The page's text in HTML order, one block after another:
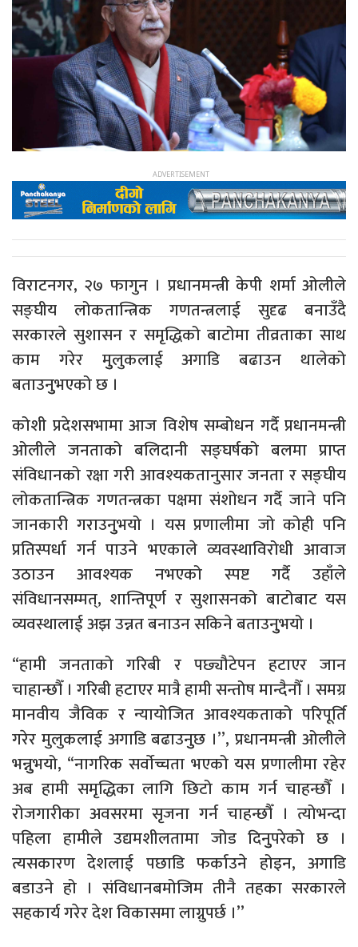
विराटनगर, २७ फागुन । प्रधानमन्त्री केपी शर्मा ओलीले
सङ्घीय लोकतान्त्रिक गणतन्त्रलाई सुदृढ बनाउँदै
सरकारले सुशासन र समृद्धिको बाटोमा तीव्रताका साथ
काम गरेर मुुलुकलाई अगाडि बढाउन थालेको
बताउनुुभएको छ ।
कोशी प्रदेशसभामा आज विशेष सम्बोधन गर्दै प्रधानमन्त्री
ओलीले जनताको बलिदानी सङ्घर्षको बलमा प्राप्त
संविधानको रक्षा गरी आवश्यकतानुसार जनता र सङ्घीय
लोकतान्त्रिक गणतन्त्रका पक्षमा संशोधन गर्दै जाने पनि
जानकारी गराउनुुभयो । यस प्रणालीमा जो कोही पनि
प्रतिस्पर्धा गर्न पाउने भएकाले व्यवस्थाविरोधी आवाज
उठाउन आवश्यक नभएको स्पष्ट गर्दै उहाँले
संविधानसम्मत्, शान्तिपूर्ण र सुशासनको बाटोबाट यस
व्यवस्थालाई अझ उन्नत बनाउन सकिने बताउनुुभयो ।
“हामी जनताको गरिबी र पछ्यौटेपन हटाएर जान
चाहान्छौँ । गरिबी हटाएर मात्रै हामी सन्तोष मान्दैनौँ । समग्र
मानवीय जैविक र न्यायोजित आवश्यकताको परिपूर्ति
गरेर मुलुकलाई अगाडि बढाउनुुछ ।’’, प्रधानमन्त्री ओलीले
भन्नुुभयो, “नागरिक सर्वाेच्चता भएको यस प्रणालीमा रहेर
अब हामी समृद्धिका लागि छिटो काम गर्न चाहन्छौँ ।
रोजगारीका अवसरमा सृजना गर्न चाहन्छौँ । त्योभन्दा
पहिला हामीले उद्यमशीलतामा जोड दिनुुपरेको छ ।
त्यसकारण देशलाई पछाडि फर्काउने होइन, अगाडि
बडाउने हो । संविधानबमोजिम तीनै तहका सरकारले
सहकार्य गरेर देश विकासमा लाग्नुपर्छ ।’’